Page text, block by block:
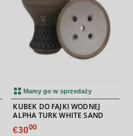
Mamy go w sprzedaży
KUBEK DO FAJKI WODNEJ
ALPHA TURK WHITE SAND
€3000